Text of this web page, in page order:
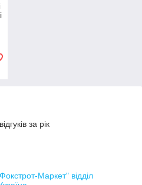
за рік
Маркет" відділ